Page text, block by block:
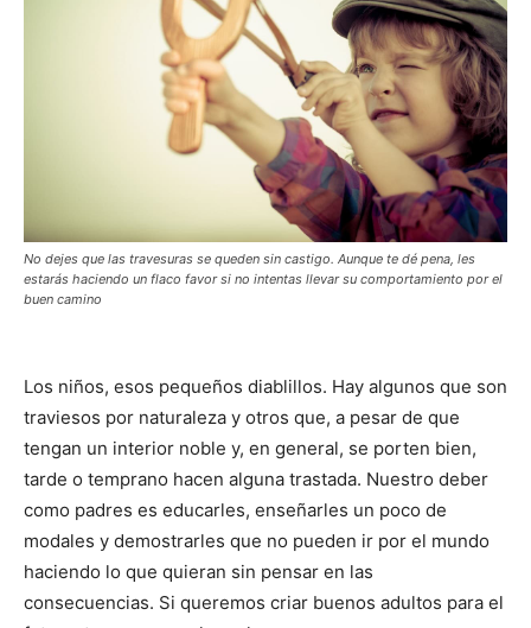
No dejes que las travesuras se queden sin castigo. Aunque te dé pena, les
estarás haciendo un flaco favor si no intentas llevar su comportamiento por el
buen camino
Los niños, esos pequeños diablillos. Hay algunos que son
traviesos por naturaleza y otros que, a pesar de que
tengan un interior noble y, en general, se porten bien,
tarde o temprano hacen alguna trastada. Nuestro deber
como padres es educarles, enseñarles un poco de
modales y demostrarles que no pueden ir por el mundo
haciendo lo que quieran sin pensar en las
consecuencias. Si queremos criar buenos adultos para el